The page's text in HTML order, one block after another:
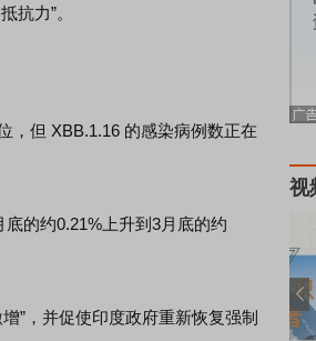
力”。
但 XBB.1.16 的感染病例数正在
的约0.21%上升到3月底的约
，并促使印度政府重新恢复强制
视